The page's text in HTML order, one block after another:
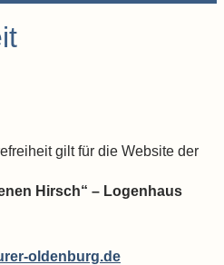
gilt für die Website der
Hirsch“ – Logenhaus
oldenburg.de